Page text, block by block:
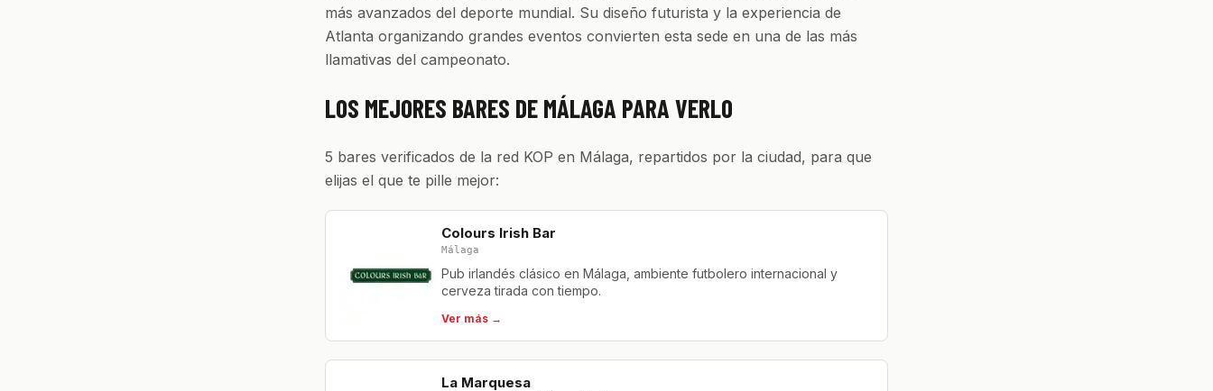
más avanzados del deporte mundial. Su diseño futurista y la experiencia de
Atlanta organizando grandes eventos convierten esta sede en una de las más
llamativas del campeonato.
LOS MEJORES BARES DE MÁLAGA PARA VERLO
5 bares verificados de la red KOP en Málaga, repartidos por la ciudad, para que
elijas el que te pille mejor:
Colours Irish Bar
Málaga
Pub irlandés clásico en Málaga, ambiente futbolero internacional y
cerveza tirada con tiempo.
Ver más →
La Marquesa